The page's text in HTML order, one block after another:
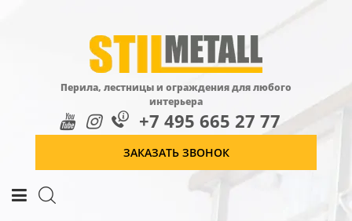
Перила, лестницы и ограждения для любого
интерьера
+7 495 665 27 77
ЗАКАЗАТЬ ЗВОНОК